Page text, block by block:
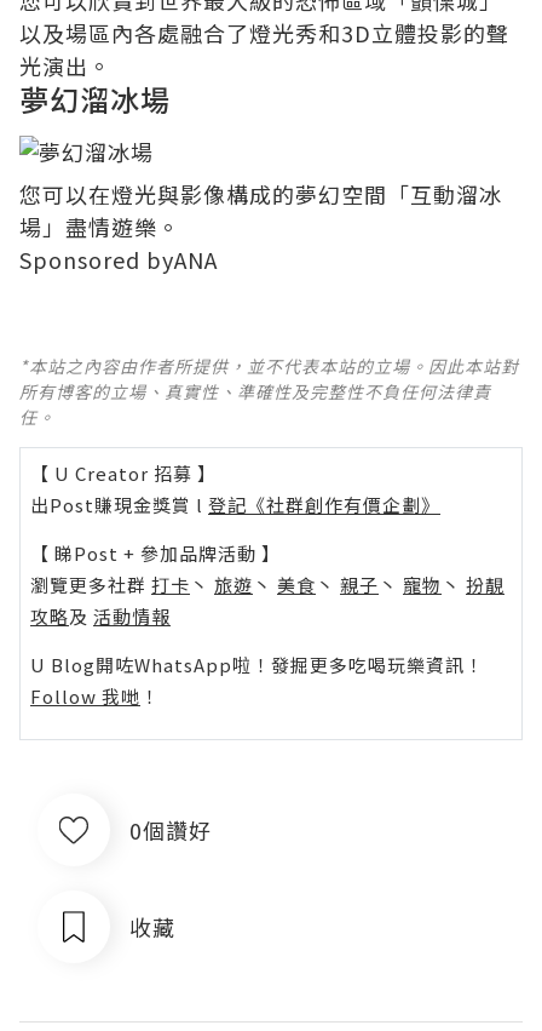
以及場區內各處融合了燈光秀和3D立體投影的聲
光演出。
夢幻溜冰場
您可以在燈光與影像構成的夢幻空間「互動溜冰
場」盡情遊樂。
Sponsored byANA
*本站之內容由作者所提供，並不代表本站的立場。因此本站對
所有博客的立場、真實性、準確性及完整性不負任何法律責
任。
【 U Creator 招募 】
出Post賺現金獎賞 l 登記《社群創作有價企劃》
【 睇Post + 參加品牌活動 】
瀏覽更多社群 打卡 丶 旅遊 丶 美食 丶 親子 丶 寵物 丶 扮靚
攻略及 活動情報
U Blog開咗WhatsApp啦！發掘更多吃喝玩樂資訊！
Follow 我哋 ！
0個讚好
收藏